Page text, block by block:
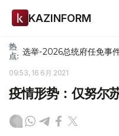
KAZINFORM
热
点: 选举-2026总统府任免事
09:53, 16 6月 2021
疫情形势：仅努尔